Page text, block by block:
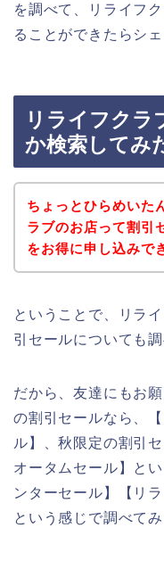
を調べて、リライフ
ることができたらシ
リライフクラ
か検索してみ
ちょっとひらめいた
ラブのお店って割引
をお得に申し込みで
ということで、リラ
引セールについても
だから、友達にもお
の割引セールなら、
ル】、秋限定の割引
オータムセール】と
ンターセール】【リ
という感じで調べて